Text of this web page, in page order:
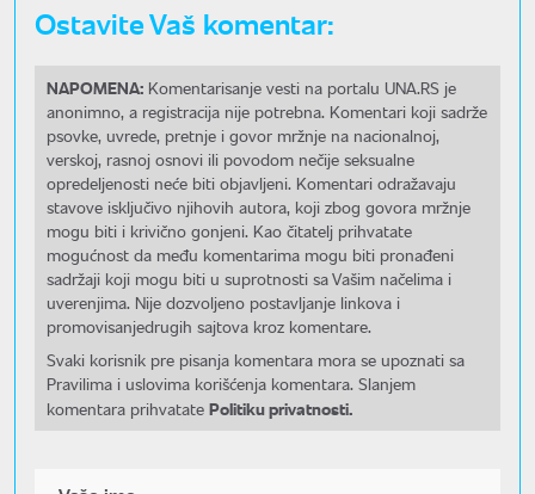
Ostavite Vaš komentar:
NAPOMENA: Komentarisanje vesti na portalu UNA.RS je
anonimno, a registracija nije potrebna. Komentari koji sadrže
psovke, uvrede, pretnje i govor mržnje na nacionalnoj,
verskoj, rasnoj osnovi ili povodom nečije seksualne
opredeljenosti neće biti objavljeni. Komentari odražavaju
stavove isključivo njihovih autora, koji zbog govora mržnje
mogu biti i krivično gonjeni. Kao čitatelj prihvatate
mogućnost da među komentarima mogu biti pronađeni
sadržaji koji mogu biti u suprotnosti sa Vašim načelima i
uverenjima. Nije dozvoljeno postavljanje linkova i
promovisanjedrugih sajtova kroz komentare.
Svaki korisnik pre pisanja komentara mora se upoznati sa
Pravilima i uslovima korišćenja komentara. Slanjem
komentara prihvatate Politiku privatnosti.